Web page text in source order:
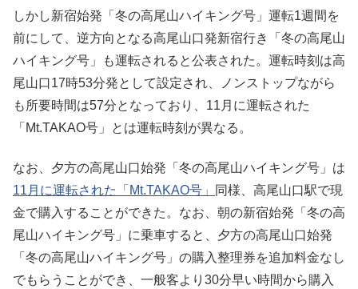
しかし新宿始発「冬の高尾山ハイキング号」運転1週間を
前にして、逆方向となる高尾山口発新宿行き「冬の高尾山
ハイキング号」も運転されると公表された。運転時刻は高
尾山口17時53分発として設定され、ノンストップながら
も所要時間は57分となっており、11月に運転された
「Mt.TAKAO号」とは運転時刻が異なる。
なお、夕方の高尾山口始発「冬の高尾山ハイキング号」は
11月に運転された「Mt.TAKAO号」
同様、高尾山口駅で現
金で購入することができた。なお、朝の新宿始発「冬の高
尾山ハイキング号」に乗車すると、夕方の高尾山口始発
「冬の高尾山ハイキング号」の購入整理券を追加料金なし
でもらうことができ、一般客より30分早い時間から購入